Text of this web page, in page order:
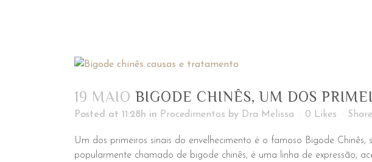
19 MAIO BIGODE CHINÊS, UM DOS
Posted at 11:28h in Procedimentos by Dra Melissa 0 Likes Share
Um dos primeiros sinais do envelhecimento é o famoso Bigode
popularmente chamado de bigode chinês, é uma linha de expressão,